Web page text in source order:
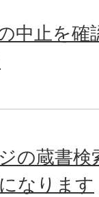
中止を
の蔵書
なります